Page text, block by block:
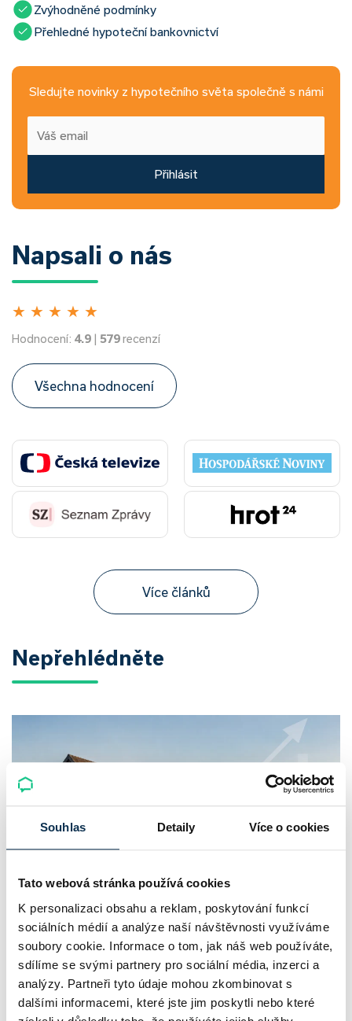
Souhlas Detaily Více o cookies
Tato webová stránka používá cookies
K personalizaci obsahu a reklam, poskytování funkcí
sociálních médií a analýze naší návštěvnosti využíváme
soubory cookie. Informace o tom, jak náš web používáte,
sdílíme se svými partnery pro sociální média, inzerci a
analýzy. Partneři tyto údaje mohou zkombinovat s
dalšími informacemi, které jste jim poskytli nebo které
Zvýhodněné podmínky
Přehledné hypoteční bankovnictví
Sledujte novinky z hypotečního světa společně s námi
Přihlásit
Napsali o nás
★ ★ ★ ★ ★
Hodnocení: 4.9 | 579recenzí
Všechna hodnocení
Více článků
Nepřehlédněte
Chaty a chalupy v ČR zdražují, nabídka
klesá a trh zrychluje
Český trh rekreačních nemovitostí letos ukazuje nečekanou
odolnost. Chaty a chalupy podle čerstvých dat za poslední